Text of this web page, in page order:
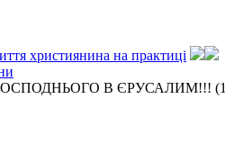
християнина на практиці
В ЄРУСАЛИМ!!! (1